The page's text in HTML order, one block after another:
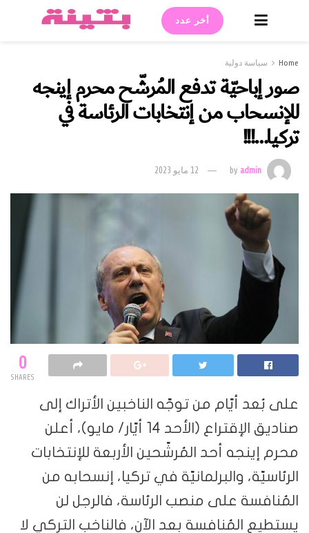
أخر عدد
Home سياسة دولية
صور إباحيّة تدفع المُرشّح محرم إينجه
للإنسحاب من إنتخابات الرئاسة في
تركيا…!!!
byadmin 12 مايو 2023
0
SHARES
على بُعد أيّام من توجّه الناخبين الأتراك إلى
صناديق الإقتراع (الأحد 14 أيّار/ مايو)، أعلن
محرم إينجه أحد المُرشّحين الأربعة للإنتخابات
الرئاسيّة، والبرلمانيّة في تركيا، إنسحابه من
المُنافسة على منصب الرئاسة، فالرجل لن
يستطيع المُنافسة بعد الآن، فالناخب التركي لا